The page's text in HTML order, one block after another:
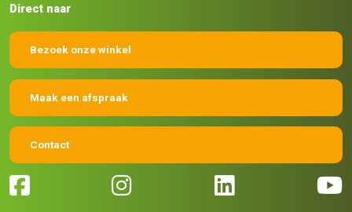
Direct naar
Bezoek onze winkel
Maak een afspraak
Contact